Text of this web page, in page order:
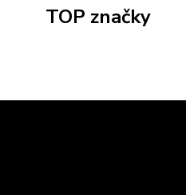
TOP značky